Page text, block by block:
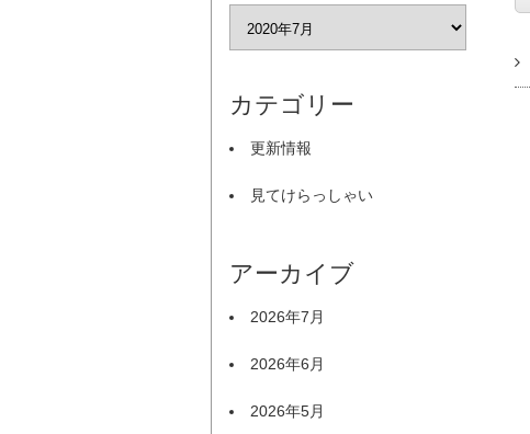
カテゴリー
更新情報
見てけらっしゃい
アーカイブ
2026年7月
2026年6月
2026年5月